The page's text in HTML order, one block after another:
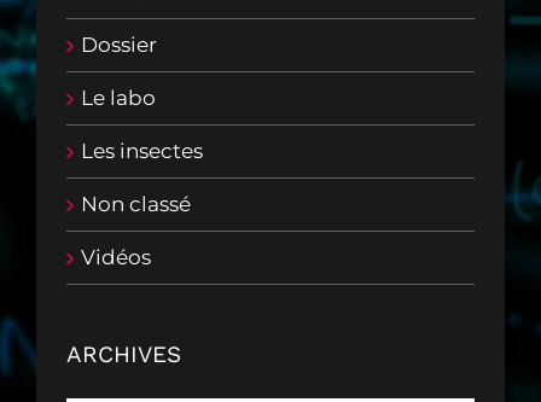
Dossier
Le labo
Les insectes
Non classé
Vidéos
ARCHIVES